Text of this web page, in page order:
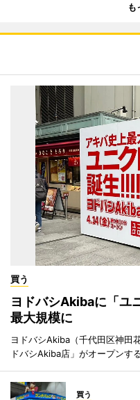
も
買う
ヨドバシAkibaに「
最大規模に
ヨドバシAkiba（千代田区神田
ドバシAkiba店」がオープンする
買う